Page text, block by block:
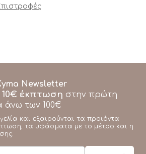
Newsletter
10€ έκπτωση στην πρώτη
άνω των 100€
και εξαιρούνται τα προϊόντα
τα υφάσματα με το μέτρο και η